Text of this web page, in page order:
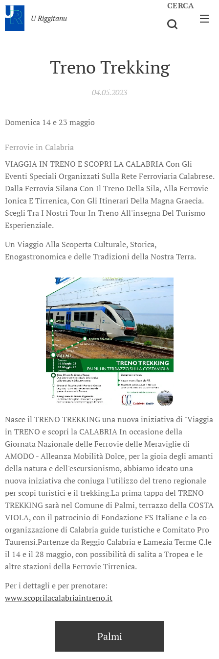
U Riggitanu
CERCA
Treno Trekking
04.05.2023
Domenica 14 e 23 maggio
Ferrovie in Calabria
VIAGGIA IN TRENO E SCOPRI LA CALABRIA Con Gli
Eventi Speciali Organizzati Sulla Rete Ferroviaria Calabrese.
Dalla Ferrovia Silana Con Il Treno Della Sila, Alla Ferrovie
Ionica E Tirrenica, Con Gli Itinerari Della Magna Graecia.
Scegli Tra I Nostri Tour In Treno All'insegna Del Turismo
Esperienziale.
Un Viaggio Alla Scoperta Culturale, Storica,
Enogastronomica e delle Tradizioni della Nostra Terra.
Nasce il TRENO TREKKING una nuova iniziativa di "Viaggia
in TRENO e scopri la CALABRIA In occasione della
Giornata Nazionale delle Ferrovie delle Meraviglie di
AMODO - Alleanza Mobilità Dolce, per la gioia degli amanti
della natura e dell'escursionismo, abbiamo ideato una
nuova iniziativa che coniuga l'utilizzo del treno regionale
per scopi turistici e il trekking.La prima tappa del TRENO
TREKKING sarà nel Comune di Palmi, terrazzo della COSTA
VIOLA, con il patrocinio di Fondazione FS Italiane e la co-
organizzazione di Calabria guide turistiche e Comitato Pro
Taurensi.Partenze da Reggio Calabria e Lamezia Terme C.le
il 14 e il 28 maggio, con possibilità di salita a Tropea e le
altre stazioni della Ferrovie Tirrenica.
Per i dettagli e per prenotare:
www.scoprilacalabriaintreno.it
Palmi